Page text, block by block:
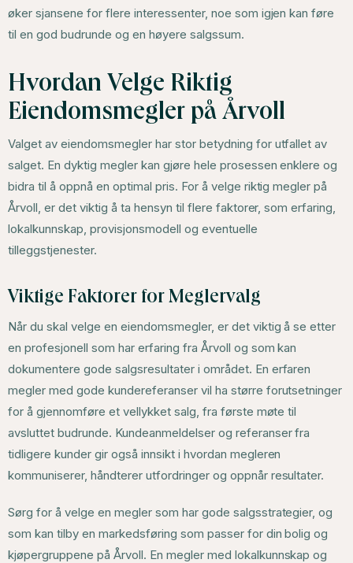
øker sjansene for flere interessenter, noe som igjen kan føre
til en god budrunde og en høyere salgssum.
Hvordan Velge Riktig
Eiendomsmegler på Årvoll
Valget av eiendomsmegler har stor betydning for utfallet av
salget. En dyktig megler kan gjøre hele prosessen enklere og
bidra til å oppnå en optimal pris. For å velge riktig megler på
Årvoll, er det viktig å ta hensyn til flere faktorer, som erfaring,
lokalkunnskap, provisjonsmodell og eventuelle
tilleggstjenester.
Viktige Faktorer for Meglervalg
Når du skal velge en eiendomsmegler, er det viktig å se etter
en profesjonell som har erfaring fra Årvoll og som kan
dokumentere gode salgsresultater i området. En erfaren
megler med gode kundereferanser vil ha større forutsetninger
for å gjennomføre et vellykket salg, fra første møte til
avsluttet budrunde. Kundeanmeldelser og referanser fra
tidligere kunder gir også innsikt i hvordan megleren
kommuniserer, håndterer utfordringer og oppnår resultater.
Sørg for å velge en megler som har gode salgsstrategier, og
som kan tilby en markedsføring som passer for din bolig og
kjøpergruppene på Årvoll. En megler med lokalkunnskap og